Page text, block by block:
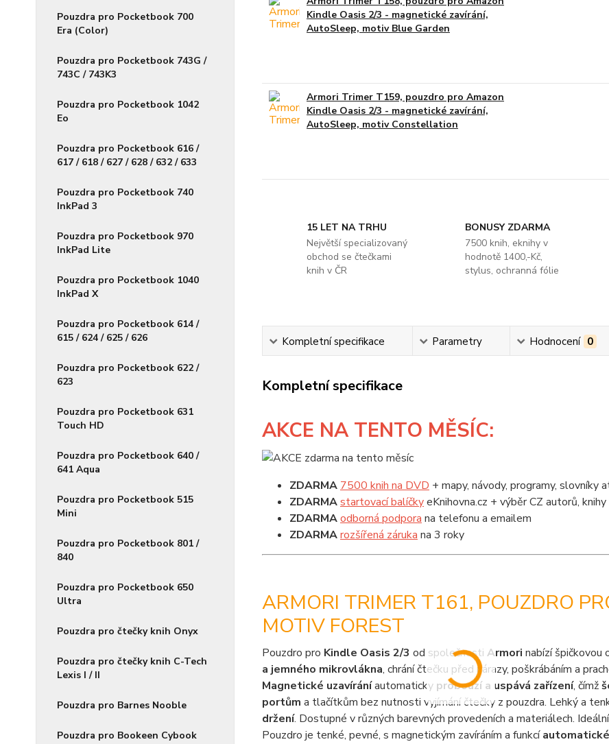
Pouzdra pro Pocketbook 700
Era (Color)
Pouzdra pro Pocketbook 743G /
743C / 743K3
Pouzdra pro Pocketbook 1042
Eo
Pouzdra pro Pocketbook 616 /
617 / 618 / 627 / 628 / 632 / 633
Pouzdra pro Pocketbook 740
InkPad 3
Pouzdra pro Pocketbook 970
InkPad Lite
Pouzdra pro Pocketbook 1040
InkPad X
Pouzdra pro Pocketbook 614 /
615 / 624 / 625 / 626
Pouzdra pro Pocketbook 622 /
623
Pouzdra pro Pocketbook 631
Touch HD
Pouzdra pro Pocketbook 640 /
641 Aqua
Pouzdra pro Pocketbook 515
Mini
Pouzdra pro Pocketbook 801 /
840
Pouzdra pro Pocketbook 650
Ultra
Pouzdra pro čtečky knih Onyx
Pouzdra pro čtečky knih C-Tech
Lexis I / II
Pouzdra pro Barnes Nooble
Pouzdra pro Bookeen Cybook
Kindle Oasis 2/3 - magnetické zavírání,
AutoSleep, motiv Blue Garden
Armori Trimer T159, pouzdro pro Amazon
Kindle Oasis 2/3 - magnetické zavírání,
AutoSleep, motiv Constellation
15 LET NA TRHU
Největší specializovaný
obchod se čtečkami
knih v ČR
BONUSY ZDARMA
7500 knih, eknihy v
hodnotě 1400,-Kč,
stylus, ochranná fólie
Kompletní specifikace Parametry Hodnocení 0
Kompletní specifikace
AKCE NA TENTO MĚSÍC:
ZDARMA 7500 knih na DVD + mapy, návody, programy, slovníky
ZDARMAstartovací balíčkyeKnihovna.cz + výběr CZ autorů,
ZDARMAodborná podpora na telefonu a emailem
ZDARMArozšířená záruka na 3 roky
ARMORI TRIMER T161, POUZDRO
MOTIV FOREST
Pouzdro pro Kindle Oasis 2/3 od společnosti Armori nabízí špičkovou
a jemného mikrovlákna, chrání čtečku před nárazy, poškrábáním a
Magnetické uzavíráníautomaticky probouzí a uspává zařízení, čímž
portům a tlačítkům bez nutnosti vyjímání čtečky z pouzdra. Lehký a
držení. Dostupné v různých barevných provedeních a materiálech.
Pouzdro je tenké, pevné, s magnetickým zavíráním a funkcí